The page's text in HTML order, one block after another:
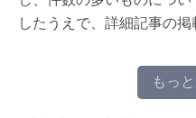
したうえで、詳細記事の掲
もっ